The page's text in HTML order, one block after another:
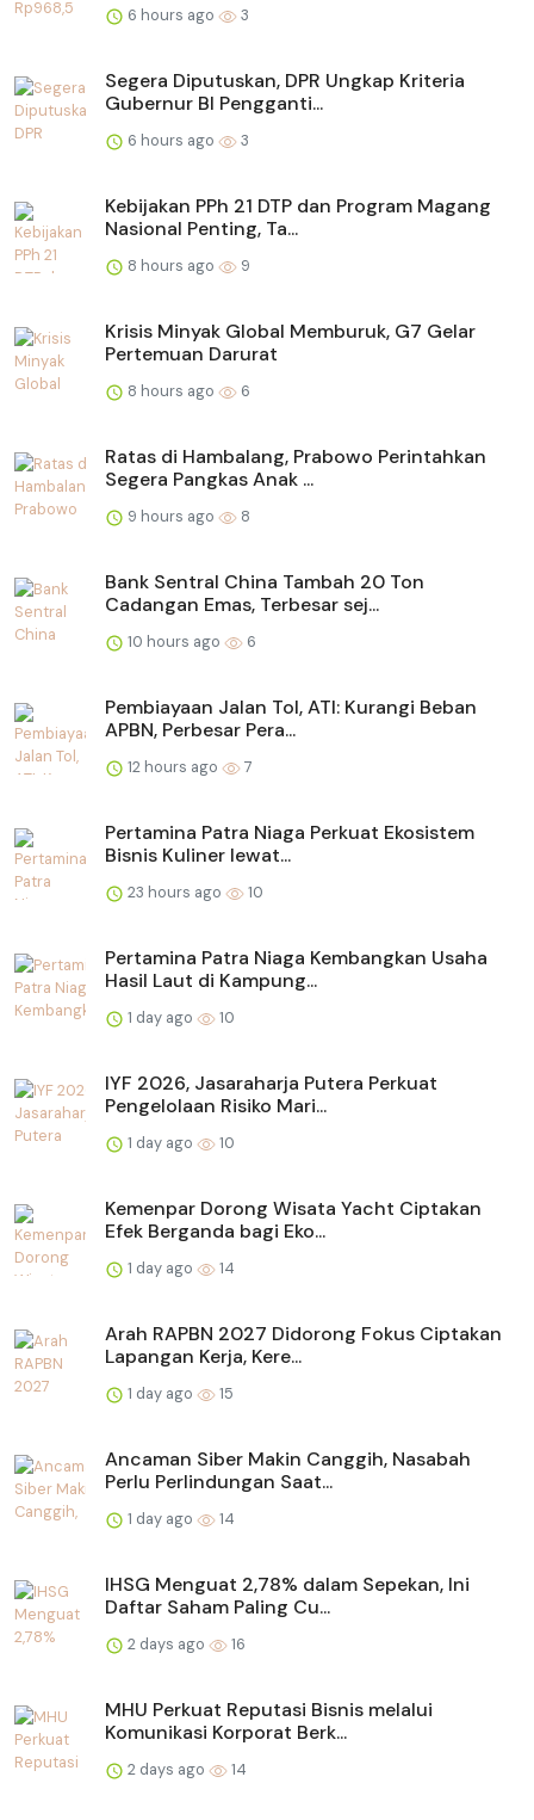
6 hours ago 3
Segera Diputuskan, DPR Ungkap Kriteria
Gubernur BI Pengganti...
6 hours ago 3
Kebijakan PPh 21 DTP dan Program Magang
Nasional Penting, Ta...
8 hours ago 9
Krisis Minyak Global Memburuk, G7 Gelar
Pertemuan Darurat
8 hours ago 6
Ratas di Hambalang, Prabowo Perintahkan
Segera Pangkas Anak ...
9 hours ago 8
Bank Sentral China Tambah 20 Ton
Cadangan Emas, Terbesar sej...
10 hours ago 6
Pembiayaan Jalan Tol, ATI: Kurangi Beban
APBN, Perbesar Pera...
12 hours ago 7
Pertamina Patra Niaga Perkuat Ekosistem
Bisnis Kuliner lewat...
23 hours ago 10
Pertamina Patra Niaga Kembangkan Usaha
Hasil Laut di Kampung...
1 day ago 10
IYF 2026, Jasaraharja Putera Perkuat
Pengelolaan Risiko Mari...
1 day ago 10
Kemenpar Dorong Wisata Yacht Ciptakan
Efek Berganda bagi Eko...
1 day ago 14
Arah RAPBN 2027 Didorong Fokus Ciptakan
Lapangan Kerja, Kere...
1 day ago 15
Ancaman Siber Makin Canggih, Nasabah
Perlu Perlindungan Saat...
1 day ago 14
IHSG Menguat 2,78% dalam Sepekan, Ini
Daftar Saham Paling Cu...
2 days ago 16
MHU Perkuat Reputasi Bisnis melalui
Komunikasi Korporat Berk...
2 days ago 14